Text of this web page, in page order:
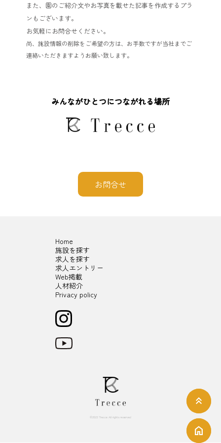
また、園のご紹介文やお写真を載せた記事を作成するプラ
ンもございます。
お気軽にお問合せください。
尚、施設情報の削除をご希望の方は、お手数ですが当社までご
連絡いただきますようお願い致します。
home
keyboard_double_arrow_up
みんながひとつにつながれる場所
お問合せ
Home
施設を探す
求人を探す
求人エントリー
Web掲載
人材紹介
Privacy policy
©2022 Trecce All rights reserved
home
keyboard_double_arrow_up